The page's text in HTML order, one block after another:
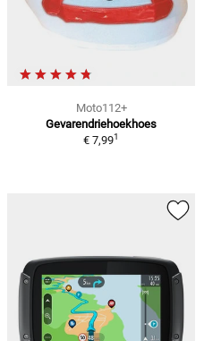
Moto112+
Gevarendriehoekhoes
€ 7,991